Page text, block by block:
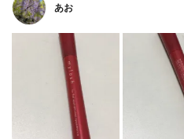
あお